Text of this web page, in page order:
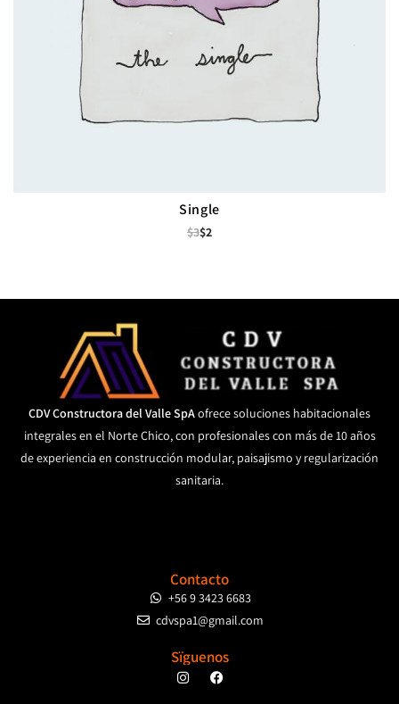
Single
$3$2
CDV Constructora del Valle SpAofrece soluciones habitacionales
integrales en el Norte Chico, con profesionales con más de 10 años
de experiencia en construcción modular, paisajismo y regularización
sanitaria.
Contacto
+56 9 3423 6683
cdvspa1@gmail.com
Sïguenos